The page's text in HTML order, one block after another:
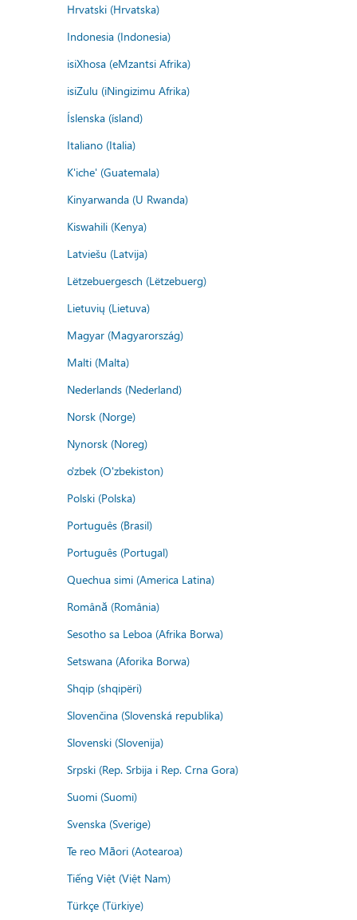
Hrvatski (Hrvatska)
Indonesia (Indonesia)
isiXhosa (eMzantsi Afrika)
isiZulu (iNingizimu Afrika)
Íslenska (ísland)
Italiano (Italia)
K'iche' (Guatemala)
Kinyarwanda (U Rwanda)
Kiswahili (Kenya)
Latviešu (Latvija)
Lëtzebuergesch (Lëtzebuerg)
Lietuvių (Lietuva)
Magyar (Magyarország)
Malti (Malta)
Nederlands (Nederland)
Norsk (Norge)
Nynorsk (Noreg)
o'zbek (O'zbekiston)
Polski (Polska)
Português (Brasil)
Português (Portugal)
Quechua simi (America Latina)
Română (România)
Sesotho sa Leboa (Afrika Borwa)
Setswana (Aforika Borwa)
Shqip (shqipëri)
Slovenčina (Slovenská republika)
Slovenski (Slovenija)
Srpski (Rep. Srbija i Rep. Crna Gora)
Suomi (Suomi)
Svenska (Sverige)
Te reo Māori (Aotearoa)
Tiếng Việt (Việt Nam)
Türkçe (Türkiye)